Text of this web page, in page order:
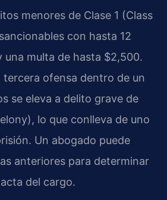
menores de Clase 1 (Class
con hasta 12
una multa de hasta $2,500.
tercera ofensa dentro de un
se eleva a delito grave de
lo que conlleva de uno
Un abogado puede
anteriores para determinar
del cargo.